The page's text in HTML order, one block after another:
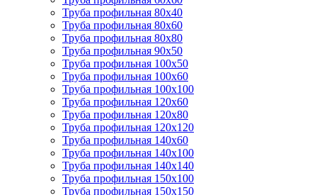
Труба профильная 80х40
Труба профильная 80х60
Труба профильная 80х80
Труба профильная 90х50
Труба профильная 100х50
Труба профильная 100х60
Труба профильная 100х100
Труба профильная 120х60
Труба профильная 120х80
Труба профильная 120х120
Труба профильная 140х60
Труба профильная 140х100
Труба профильная 140х140
Труба профильная 150х100
Труба профильная 150х150